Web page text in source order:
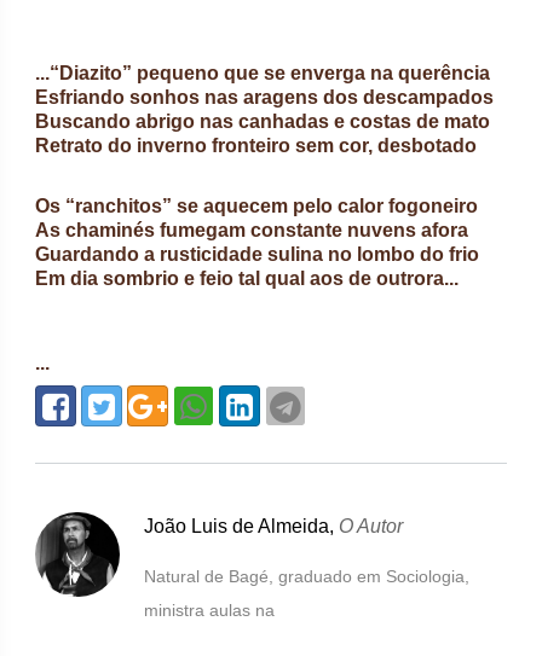
...“Diazito” pequeno que se enverga na querência
Esfriando sonhos nas aragens dos descampados
Buscando abrigo nas canhadas e costas de mato
Retrato do inverno fronteiro sem cor, desbotado
Os “ranchitos” se aquecem pelo calor fogoneiro
As chaminés fumegam constante nuvens afora
Guardando a rusticidade sulina no lombo do frio
Em dia sombrio e feio tal qual aos de outrora...
...
João Luis de Almeida, O Autor
Natural de Bagé, graduado em Sociologia,
ministra aulas na